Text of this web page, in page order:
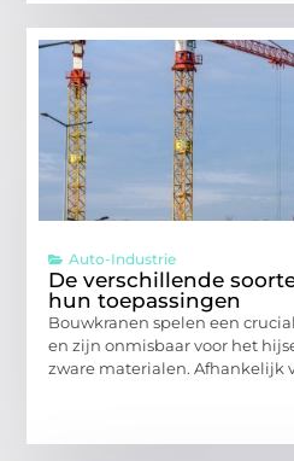
Auto-Industrie
De verschillende
hun toepassingen
Bouwkranen spelen een
en zijn onmisbaar voor het
zware materialen. Afhankelijk